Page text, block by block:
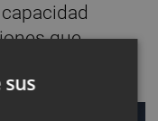
que,
del país".